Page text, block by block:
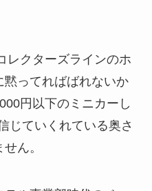
クターズラインのホ
黙ってればばれないか
円以下のミニカーし
じていくれている奥さ
ん。